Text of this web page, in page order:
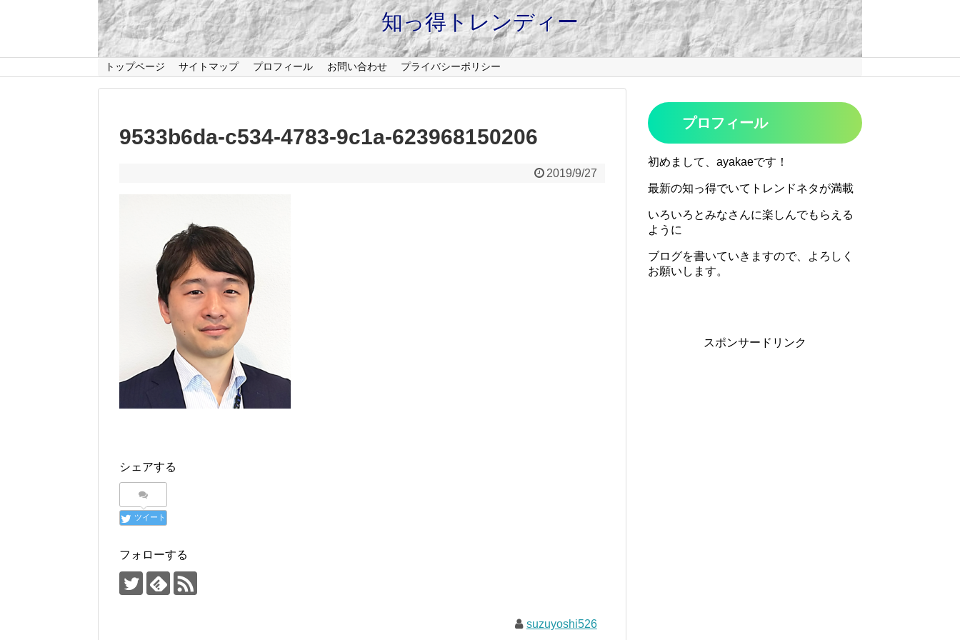
知っ得トレンディー
トップページ サイトマップ プロフィール お問い合わせ プライバシーポリシー
9533b6da-c534-4783-9c1a-623968150206
2019/9/27
シェアする
ツイート
フォローする
suzuyoshi526
プロフィール
初めまして、ayakaeです！
最新の知っ得でいてトレンドネタが満載
いろいろとみなさんに楽しんでもらえる
ように
ブログを書いていきますので、よろしく
お願いします。
スポンサードリンク